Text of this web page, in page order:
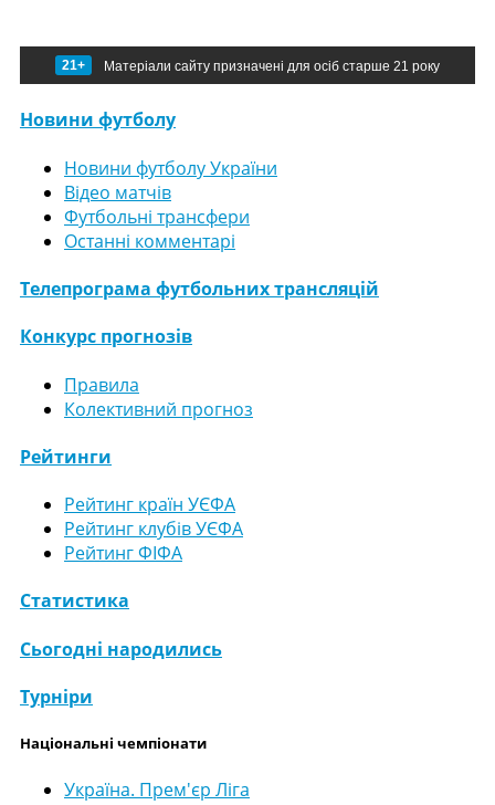
21+ Матеріали сайту призначені для осіб старше 21 року
Новини футболу
Новини футболу України
Відео матчів
Футбольні трансфери
Останні комментарі
Телепрограма футбольних трансляцій
Конкурс прогнозів
Правила
Колективний прогноз
Рейтинги
Рейтинг країн УЄФА
Рейтинг клубів УЄФА
Рейтинг ФІФА
Статистика
Сьогодні народились
Турніри
Національні чемпіонати
Україна. Прем'єр Ліга